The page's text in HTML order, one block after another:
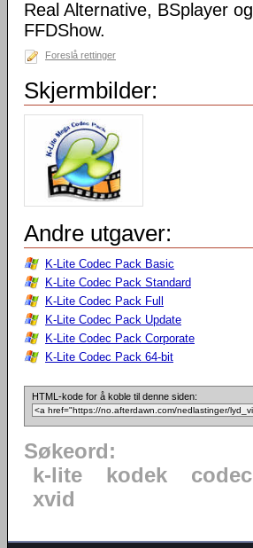
Real Alternative, BSplayer og
FFDShow.
Foreslå rettinger
Skjermbilder:
Andre utgaver:
K-Lite Codec Pack Basic
K-Lite Codec Pack Standard
K-Lite Codec Pack Full
K-Lite Codec Pack Update
K-Lite Codec Pack Corporate
K-Lite Codec Pack 64-bit
HTML-kode for å koble til denne siden:
Søkeord:
k-lite
kodek codec
xvid